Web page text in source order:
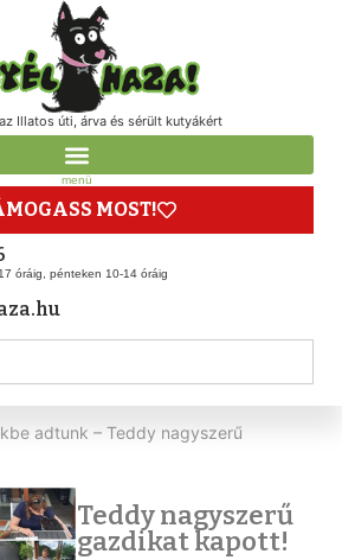
Illatos úti, árva és sérült kutyákért
menü
MOST!
óráig, pénteken 10-14 óráig
adtunk – Teddy nagyszerű
Teddy nagyszerű
gazdikat kapott!